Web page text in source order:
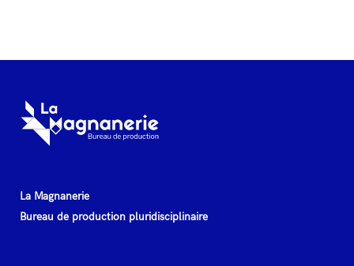
La Magnanerie
Bureau de production pluridisciplinaire